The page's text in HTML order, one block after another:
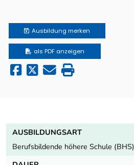
Ausbildung merken
als PDF anzeigen
AUSBILDUNGSART
Berufsbildende höhere Schule (BHS)